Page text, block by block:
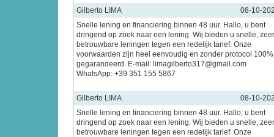
Gilberto LIMA
08-10-
Snelle lening en financiering binnen 48 uur. Hallo, u bent
dringend op zoek naar een lening. Wij bieden u snelle, zeer
betrouwbare leningen tegen een redelijk tarief. Onze
voorwaarden zijn heel eenvoudig en zonder protocol 100%
gegarandeerd. E-mail: limagilberto317@gmail.com
WhatsApp: +39 351 155 5867
Gilberto LIMA
08-10-
Snelle lening en financiering binnen 48 uur. Hallo, u bent
dringend op zoek naar een lening. Wij bieden u snelle, zeer
betrouwbare leningen tegen een redelijk tarief. Onze